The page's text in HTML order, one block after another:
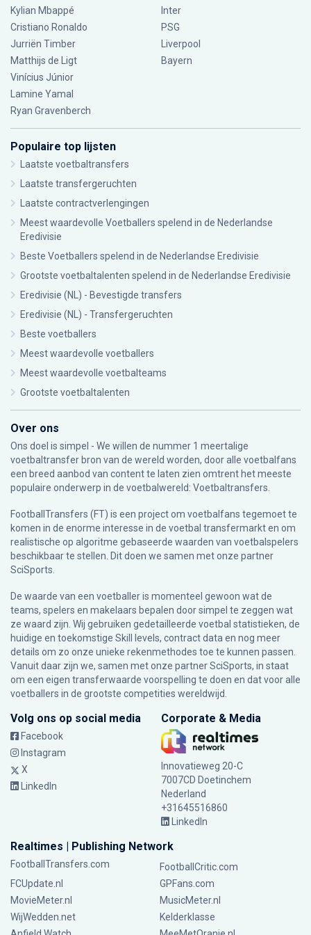
Kylian Mbappé
Cristiano Ronaldo
Jurriën Timber
Matthijs de Ligt
Vinícius Júnior
Lamine Yamal
Ryan Gravenberch
Inter
PSG
Liverpool
Bayern
Populaire top lijsten
Laatste voetbaltransfers
Laatste transfergeruchten
Laatste contractverlengingen
Meest waardevolle Voetballers spelend in de Nederlandse
Eredivisie
Beste Voetballers spelend in de Nederlandse Eredivisie
Grootste voetbaltalenten spelend in de Nederlandse Eredivisie
Eredivisie (NL) - Bevestigde transfers
Eredivisie (NL) - Transfergeruchten
Beste voetballers
Meest waardevolle voetballers
Meest waardevolle voetbalteams
Grootste voetbaltalenten
Over ons
Ons doel is simpel - We willen de nummer 1 meertalige
voetbaltransfer bron van de wereld worden, door alle voetbalfans
een breed aanbod van content te laten zien omtrent het meeste
populaire onderwerp in de voetbalwereld: Voetbaltransfers.
FootballTransfers (FT) is een project om voetbalfans tegemoet te
komen in de enorme interesse in de voetbal transfermarkt en om
realistische op algoritme gebaseerde waarden van voetbalspelers
beschikbaar te stellen. Dit doen we samen met onze partner
SciSports
De waarde van een voetballer is momenteel gewoon wat de
teams, spelers en makelaars bepalen door simpel te zeggen wat
ze waard zijn. Wij gebruiken gedetailleerde voetbal statistieken, de
huidige en toekomstige Skill levels, contract data en nog meer
details om zo onze unieke rekenmethodes toe te kunnen passen.
Vanuit daar zijn we, samen met onze partner SciSports, in staat
om een eigen transferwaarde voorspelling te doen en dat voor alle
voetballers in de grootste competities wereldwijd.
Volg ons op social media
Facebook
Instagram
X
LinkedIn
Corporate & Media
Innovatieweg 20-C
7007CD Doetinchem
Nederland
+31645516860
LinkedIn
Realtimes | Publishing Network
FootballTransfers.com
FootballCritic.com
FCUpdate.nl
GPFans.com
MovieMeter.nl
MusicMeter.nl
WijWedden.net
Kelderklasse